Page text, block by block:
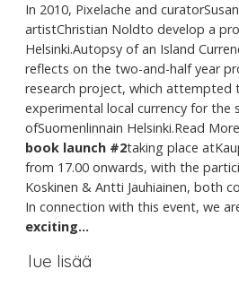
In 2010, Pixelache and
artistChristian Noldto develop a
Helsinki.Autopsy of an Island
reflects on the two-and-half year
research project, which attempted
experimental local currency for the
ofSuomenlinnain Helsinki.Read
book launch #2taking place
from 17.00 onwards, with the
Koskinen & Antti Jauhiainen, both
In connection with this event, we
exciting...
lue lisää